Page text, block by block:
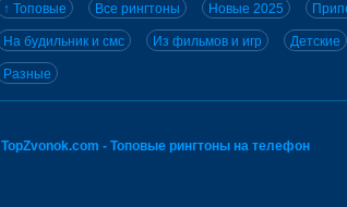
↑ Топовые Все рингтоны Новые 2025
На будильник и смс Из фильмов и игр Детские
Разные
TopZvonok.com - Топовые рингтоны на телефон